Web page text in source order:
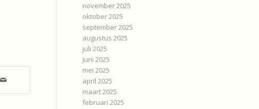
november 2025
oktober 2025
september 2025
augustus 2025
juli 2025
juni 2025
mei 2025
april 2025
maart 2025
februari 2025